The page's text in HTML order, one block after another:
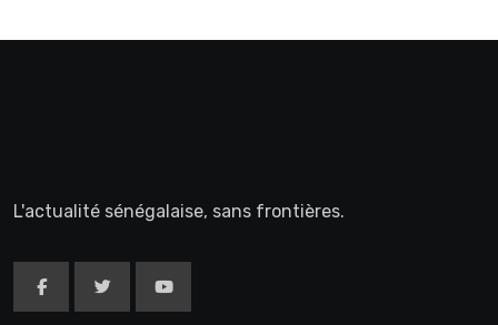
L'actualité sénégalaise, sans frontières.